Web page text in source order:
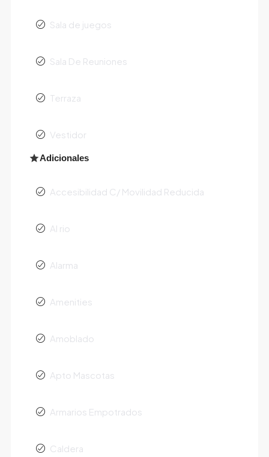
Sala de juegos
Sala De Reuniones
Terraza
Vestidor
Adicionales
Accesibilidad C/ Movilidad Reducida
Al rio
Alarma
Amenities
Amoblado
Apto Mascotas
Armarios Empotrados
Caldera